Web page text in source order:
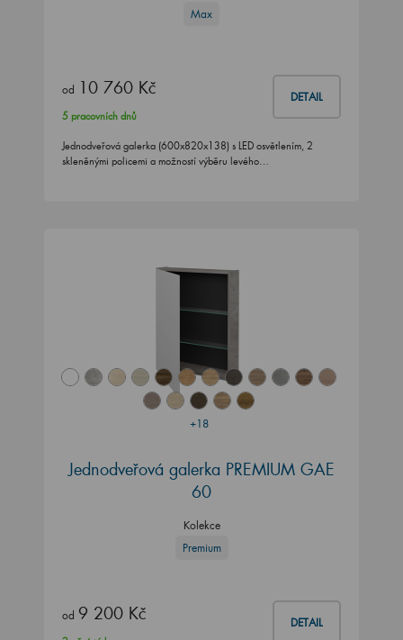
Max
od 10 760 Kč DETAIL
5 pracovních dnů
Jednodveřová galerka (600x820x138) s LED osvětlením, 2
skleněnými policemi a možností výběru levého…
+18
Jednodveřová galerka PREMIUM GAE
60
Kolekce
Premium
od 9 200 Kč DETAIL